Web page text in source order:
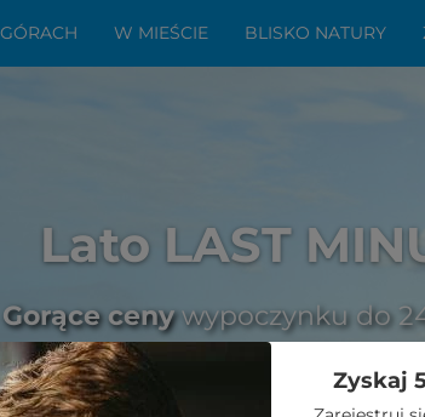
W MIEŚCIE BLISKO NATURY
Lato LAST
Gorące cenywypoczynku do
Zyskaj